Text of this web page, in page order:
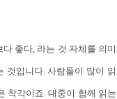
좋다, 라는 것 자체를 의미
것입니다. 사람들이 많이 읽
착각이죠. 대중이 함께 읽는